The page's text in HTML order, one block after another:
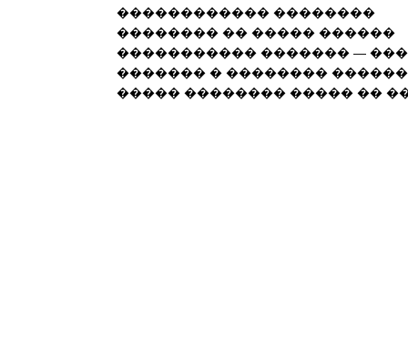
������������ ��������
�������� �� ����� ������
����������� ������� —
������� � �������� ������
����� �������� ����� ��